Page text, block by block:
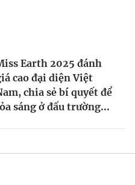
Earth 2025 đánh
cao đại diện Việt
chia sẻ bí quyết để
sáng ở đấu trường...